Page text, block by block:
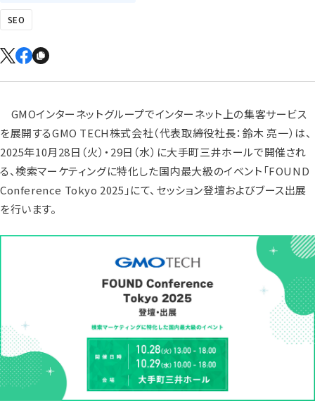
SEO
GMOインターネットグループでインターネット上の集客サービス
を展開するGMO TECH株式会社（代表取締役社長：鈴木 亮一）は、
2025年10月28日（火）・29日（水）に大手町三井ホールで開催され
る、検索マーケティングに特化した国内最大級のイベント「FOUND
Conference Tokyo 2025」にて、セッション登壇およびブース出展
を行います。